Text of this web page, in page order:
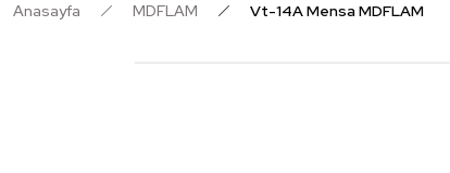
Anasayfa MDFLAM Vt-14A Mensa MDFLAM